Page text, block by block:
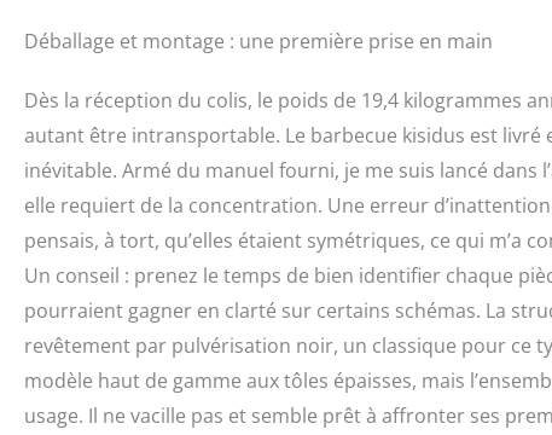
Déballage et montage : une première prise en main
Dès la réception du colis, le poids de 19,4 kilogrammes
autant être intransportable. Le barbecue kisidus est livré
inévitable. Armé du manuel fourni, je me suis lancé dans
elle requiert de la concentration. Une erreur
pensais, à tort, qu’elles étaient symétriques, ce qui
Un conseil : prenez le temps de bien identifier chaque
pourraient gagner en clarté sur certains schémas. La
revêtement par pulvérisation noir, un classique pour ce
modèle haut de gamme aux tôles épaisses, mais
usage. Il ne vacille pas et semble prêt à affronter ses